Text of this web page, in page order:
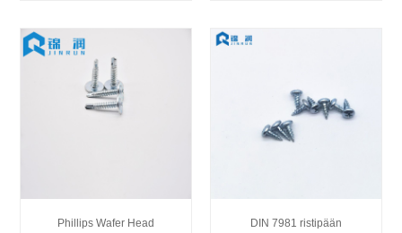
Phillips Wafer Head
DIN 7981 ristipään